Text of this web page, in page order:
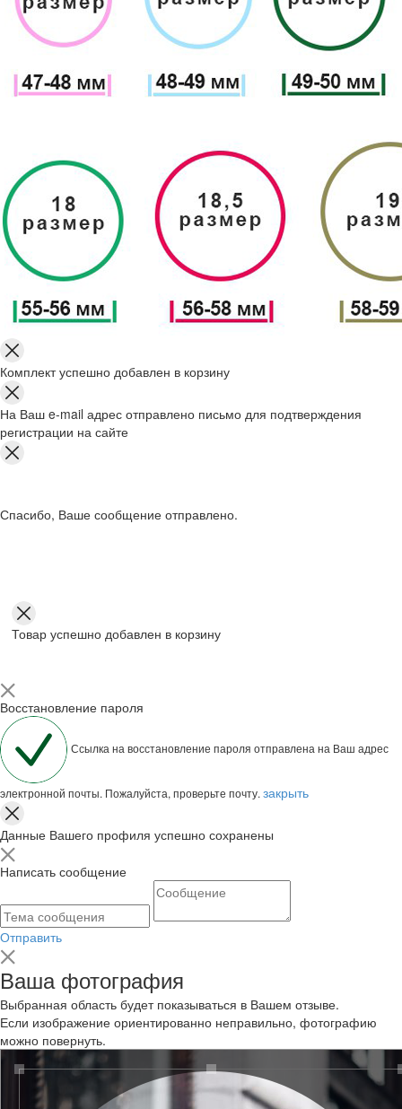
Комплект успешно добавлен в корзину
На Ваш e-mail адрес отправлено письмо для подтверждения
регистрации на сайте
Спасибо, Ваше сообщение отправлено.
Товар успешно добавлен в корзину
Восстановление пароля
Ссылка на восстановление пароля отправлена на Ваш адрес
электронной почты. Пожалуйста, проверьте почту. закрыть
Данные Вашего профиля успешно сохранены
Написать сообщение
Отправить
Ваша фотография
Выбранная область будет показываться в Вашем отзыве.
Если изображение ориентированно неправильно, фотографию
можно повернуть.